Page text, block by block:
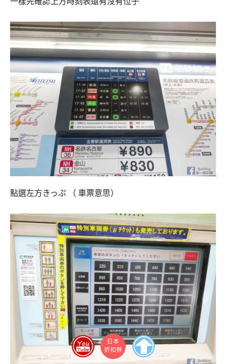
點選左方きっぷ （ 車票意思）